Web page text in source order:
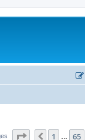
Page 68 69
Précédent
1 65